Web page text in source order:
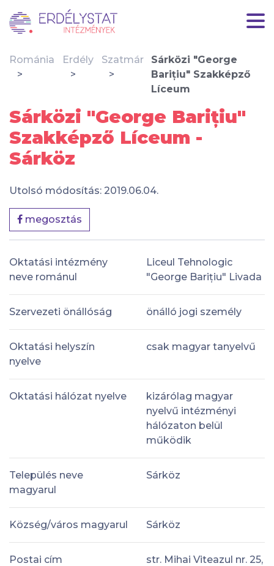
Románia Erdély Szatmár
Sárközi "George
Barițiu" Szakképző
Líceum
Sárközi "George Barițiu"
Szakképző Líceum -
Sárköz
Utolsó módosítás: 2019.06.04.
megosztás
Oktatási intézmény
neve románul
Liceul Tehnologic
"George Barițiu" Livada
Szervezeti önállóság önálló jogi személy
Oktatási helyszín
nyelve
csak magyar tanyelvű
Oktatási hálózat nyelve
kizárólag magyar
nyelvű intézményi
hálózaton belül
működik
Település neve
magyarul
Sárköz
Község/város magyarul Sárköz
Postai cím
str. Mihai Viteazul nr. 25,